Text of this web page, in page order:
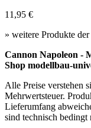
11,95 €
» weitere Produkte
Cannon Napoleon -
Shop modellbau-
Alle Preise verstehen
Mehrwertsteuer.
Lieferumfang
sind technisch bedingt